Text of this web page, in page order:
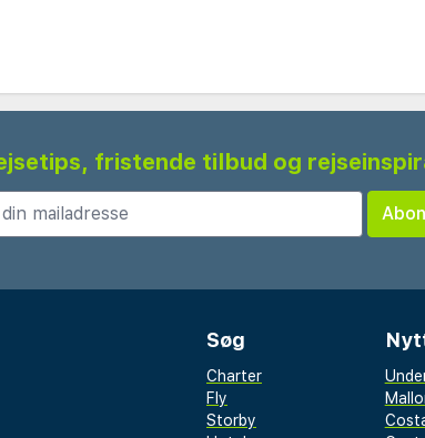
fristende tilbud og
Søg
Charter
Fly
Storby